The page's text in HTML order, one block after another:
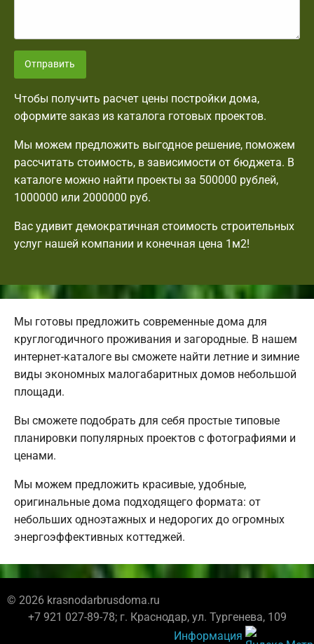
Отправить
Чтобы получить расчет цены постройки дома,
оформите заказ из каталога готовых проектов.
Мы можем предложить выгодное решение, поможем
рассчитать стоимость, в зависимости от бюджета. В
каталоге можно найти проекты за 500000 рублей,
1000000 или 2000000 руб.
Вас удивит демократичная стоимость строительных
услуг нашей компании и конечная цена 1м2!
Мы готовы предложить современные дома для
круглогодичного проживания и загородные. В нашем
интернет-каталоге вы сможете найти летние и зимние
виды экономных малогабаритных домов небольшой
площади.
Вы сможете подобрать для себя простые типовые
планировки популярных проектов с фотографиями и
ценами.
Мы можем предложить красивые, удобные,
оригинальные дома подходящего формата: от
небольших одноэтажных и недорогих до огромных
энергоэффективных коттеджей.
© 2026 krasnodarbrusdoma.ru
+7 921 027-89-78; г. Краснодар, ул. Тургенева, 109
Информация